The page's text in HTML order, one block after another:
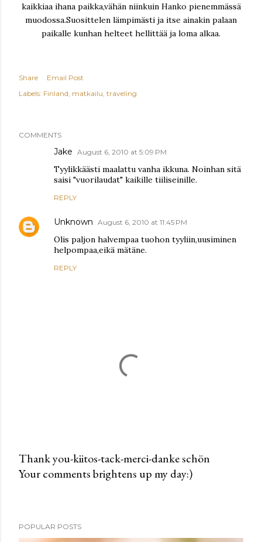
kaikkiaa ihana paikka,vähän niinkuin Hanko pienemmässä
muodossa.Suosittelen lämpimästi ja itse ainakin palaan
paikalle kunhan helteet hellittää ja loma alkaa.
Share
Email Post
Labels: Finland matkailu traveling
COMMENTS
Jake August 6, 2010 at 5:09 PM
Tyylikkäästi maalattu vanha ikkuna. Noinhan sitä
saisi "vuorilaudat" kaikille tiiliseinille.
REPLY
Unknown August 6, 2010 at 11:45 PM
Olis paljon halvempaa tuohon tyyliin,uusiminen
helpompaa,eikä mätäne.
REPLY
P
a
Thank you-kiitos-tack-merci-danke schön
Your comments brightens up my day:)
POPULAR POSTS